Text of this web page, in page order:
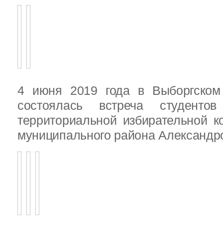
4 июня 2019 года в
состоялась встреча
территориальной избирательной
муниципального района